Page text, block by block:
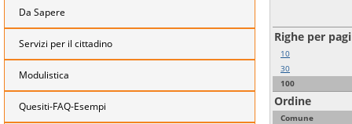
Da Sapere
Servizi per il cittadino
Modulistica
Quesiti-FAQ-Esempi
Righe per
10
30
100
Ordine
Comune